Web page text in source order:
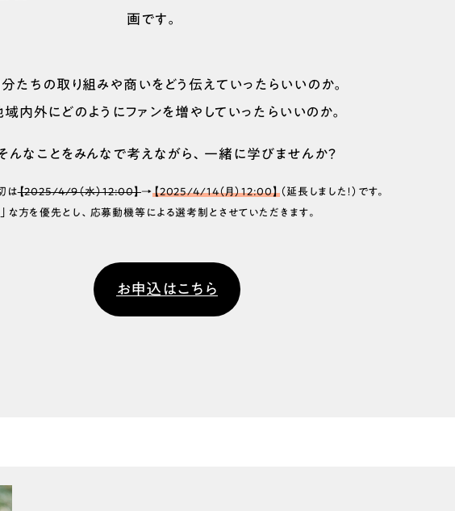
画です。
分たちの取り組みや商いをどう伝えていったらいいのか。
域内外にどのようにファンを増やしていったらいいのか。
んなことをみんなで考えながら、一緒に学びませんか？
は【2025/4/9（水）12:00】→【2025/4/14（月）12:00】 （延長しました！）です。
方を優先とし、応募動機等による選考制とさせていただきます。
お申込はこちら